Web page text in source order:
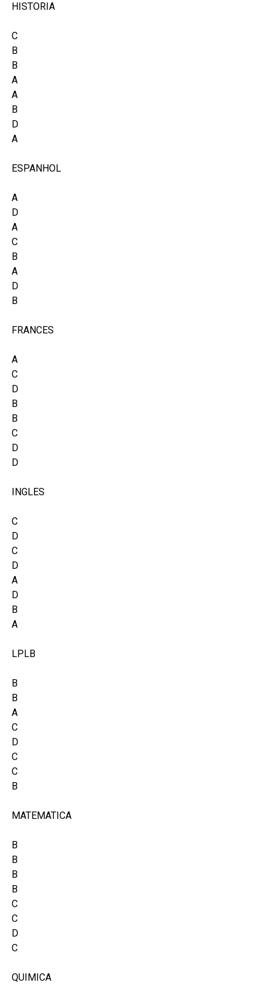
HISTORIA
C
B
B
A
A
B
D
A
ESPANHOL
A
D
A
C
B
A
D
B
FRANCES
A
C
D
B
B
C
D
D
INGLES
C
D
C
D
A
D
B
A
LPLB
B
B
A
C
D
C
C
B
MATEMATICA
B
B
B
B
C
C
D
C
QUIMICA